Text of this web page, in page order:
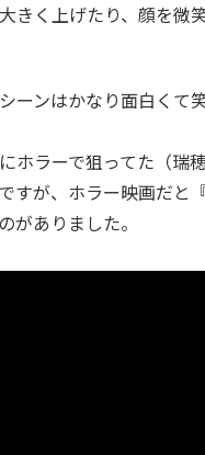
きく上げたり、顔を微
ーンはかなり面白くて
ホラーで狙ってた（瑞
すが、ホラー映画だと
がありました。